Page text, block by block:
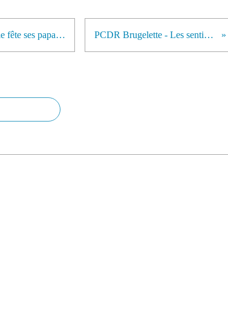
BRUGELETTE - La Commune fête ses papas... PCDR Brugelette - Les sentiers.